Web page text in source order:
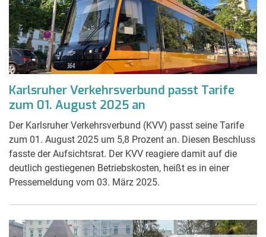
Karlsruher Verkehrsverbund passt Tarife
zum 01. August 2025 an
Der Karlsruher Verkehrsverbund (KVV) passt seine Tarife
zum 01. August 2025 um 5,8 Prozent an. Diesen Beschluss
fasste der Aufsichtsrat. Der KVV reagiere damit auf die
deutlich gestiegenen Betriebskosten, heißt es in einer
Pressemeldung vom 03. März 2025.